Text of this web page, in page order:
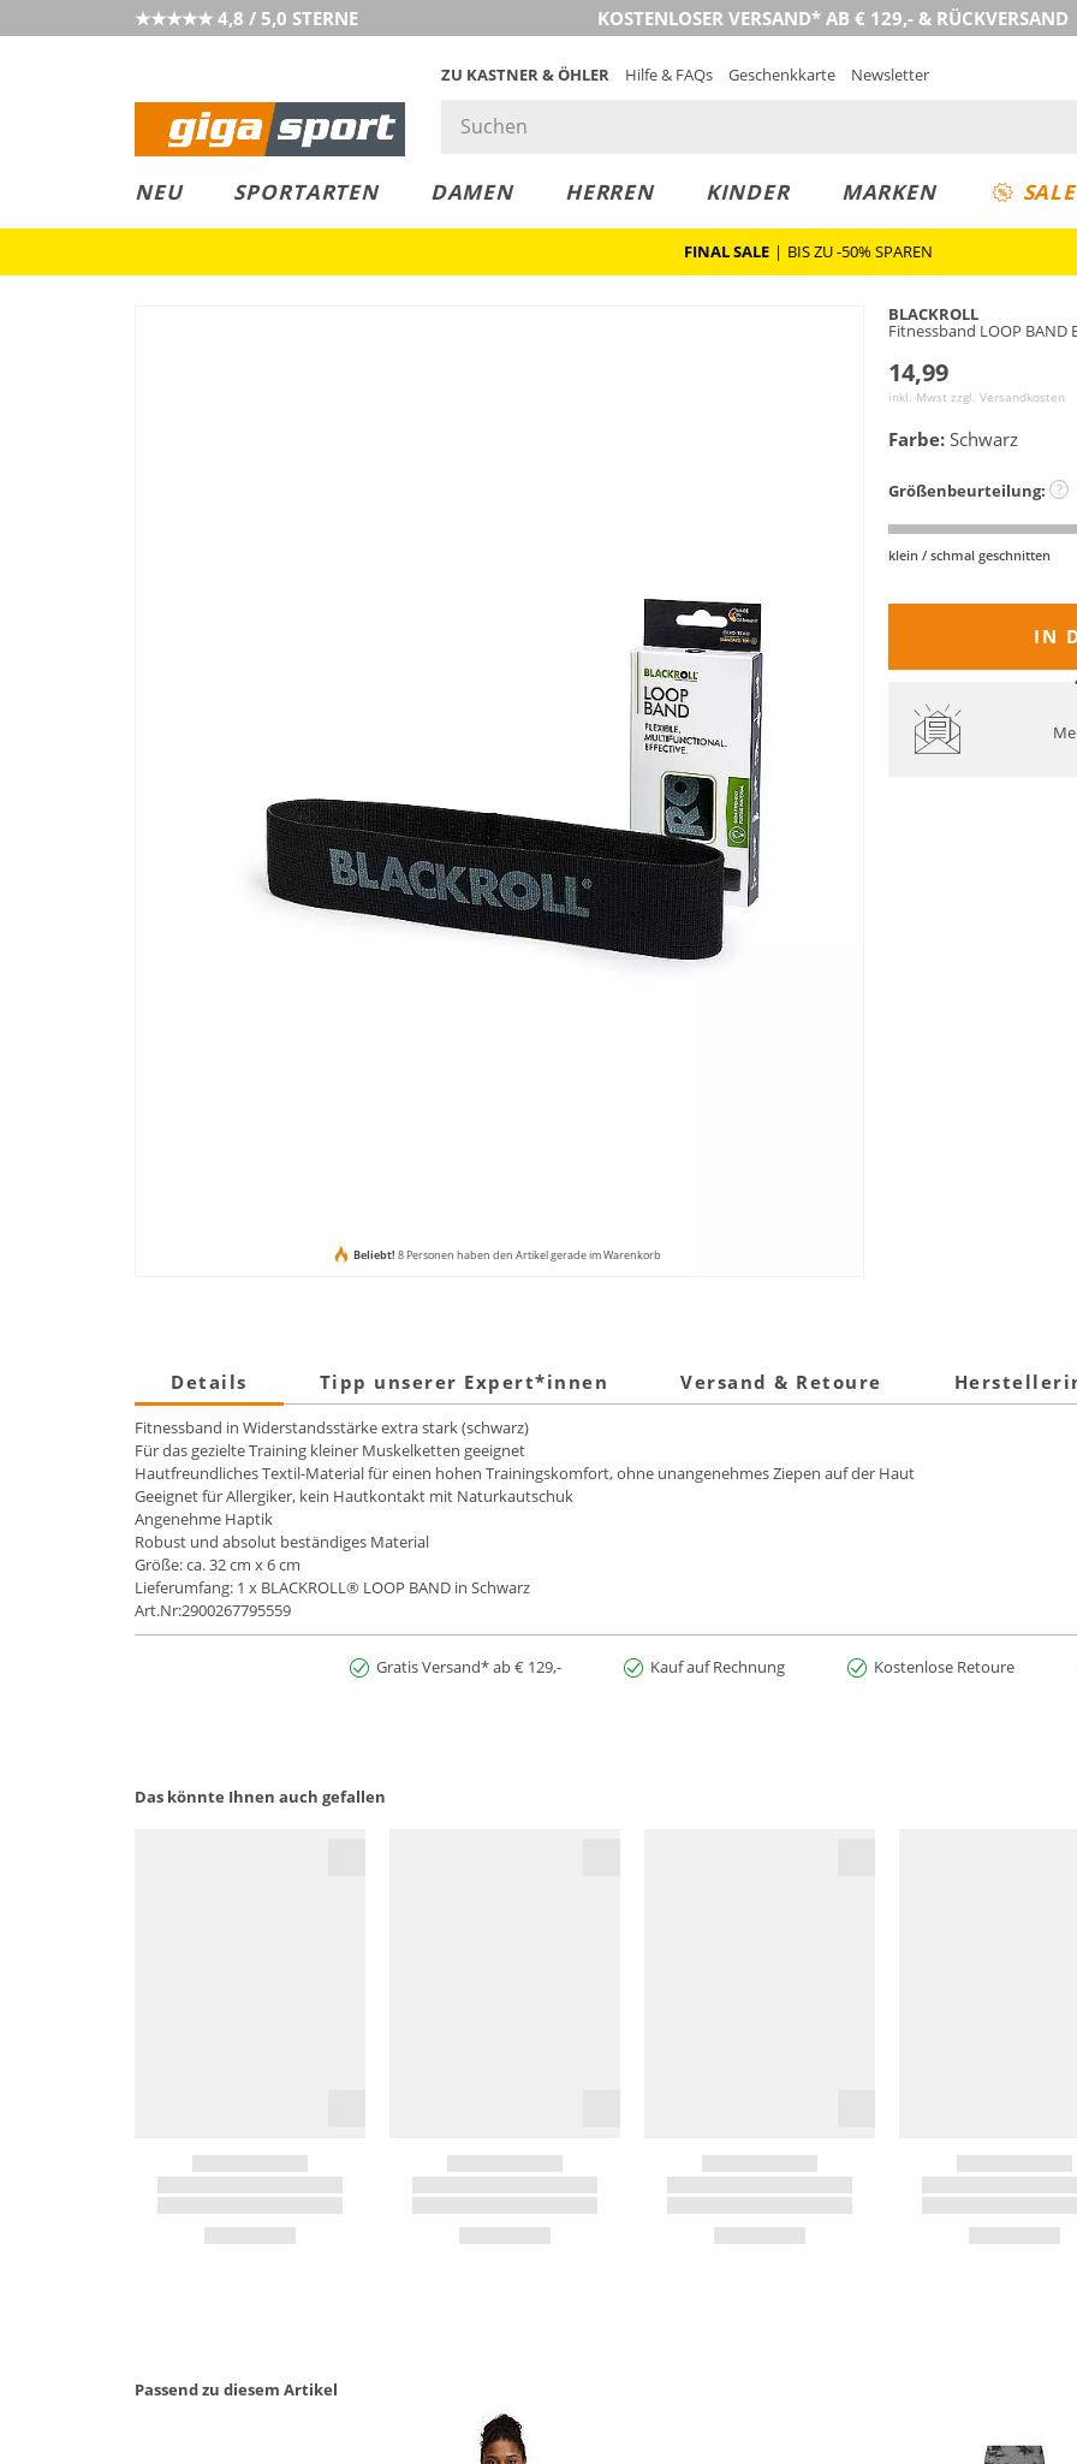
★★★★★ 4,8 / 5,0 STERNE KOSTENLOSER VERSAND* AB € 129,- & RÜCKVERSAND
ZU KASTNER & ÖHLER Hilfe & FAQs Geschenkkarte Newsletter
NEU SPORTARTEN DAMEN HERREN KINDER MARKEN SALE
FINAL SALE | BIS ZU -50% SPAREN
Beliebt! 8 Personen haben den Artikel gerade im Warenkorb
BLACKROLL
Fitnessband LOOP BAND
14,99
inkl. Mwst zzgl. Versandkosten
Farbe: Schwarz
Größenbeurteilung: ?
klein / schmal geschnitten
IN
Details Tipp unserer Expert*innen Versand & Retoure
Fitnessband in Widerstandsstärke extra stark (schwarz)
Für das gezielte Training kleiner Muskelketten geeignet
Hautfreundliches Textil-Material für einen hohen Trainingskomfort, ohne unangenehmes Ziepen auf der Haut
Geeignet für Allergiker, kein Hautkontakt mit Naturkautschuk
Angenehme Haptik
Robust und absolut beständiges Material
Größe: ca. 32 cm x 6 cm
Lieferumfang: 1 x BLACKROLL® LOOP BAND in Schwarz
Art.Nr:2900267795559
Gratis Versand* ab € 129,- Kauf auf Rechnung Kostenlose Retoure
Das könnte Ihnen auch gefallen
Passend zu diesem Artikel